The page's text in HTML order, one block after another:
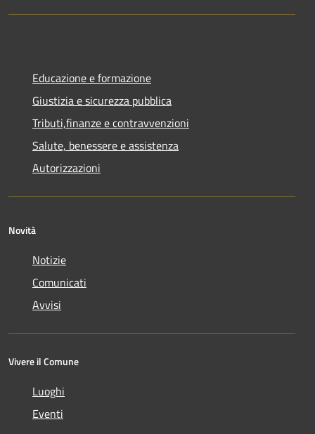
Educazione e formazione
Giustizia e sicurezza pubblica
Tributi,finanze e contravvenzioni
Salute, benessere e assistenza
Autorizzazioni
Novità
Notizie
Comunicati
Avvisi
Vivere il Comune
Luoghi
Eventi